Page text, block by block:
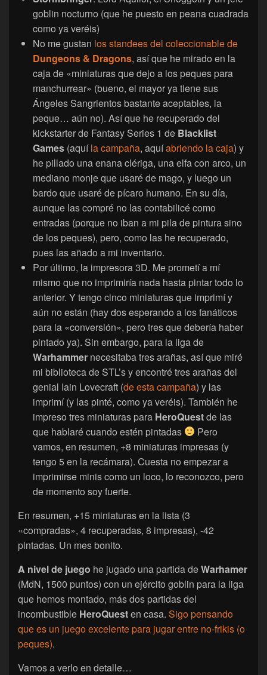
goblin nocturno (que he puesto en peana cuadrada
como ya veréis)
No me gustan los standees del coleccionable de
Dungeons & Dragons, así que he mirado en la
caja de «miniaturas que dejo a los peques para
manchurrear» (bueno, el mayor ya tiene sus
Ángeles Sangrientos bastante aceptables, la
peque… aún no). Así que he recuperado del
kickstarter de Fantasy Series 1 de Blacklist
Games (aquíla campaña, aquíabriendo la caja) y
he pillado una enana clériga, una elfa con arco, un
mediano monje que usaré de mago, y luego un
bardo que usaré de pícaro humano. En su día,
aunque las compré no las contabilicé como
entradas (porque no iban a mi pila de pintura sino
de los peques), pero, como las he recuperado,
pues las añado a mi inventario.
Por último, la impresora 3D. Me prometí a mí
mismo que no imprimiría nada hasta pintar todo lo
anterior. Y tengo cinco miniaturas que imprimí y
aún no están (hay dos esperando a los fanáticos
para la «conversión», pero tres que debería haber
pintado ya). Sin embargo, para la liga de
Warhammer necesitaba tres arañas, así que miré
mi biblioteca de STL’s y encontré tres arañas del
genial Iain Lovecraft (de esta campaña) y las
imprimí (y las pinté, como ya veréis). También he
impreso tres miniaturas para HeroQuestde las
que hablaré cuando estén pintadas
Pero
vamos, en resumen, +8 miniaturas impresas (y
tengo 5 en la recámara). Cuesta no empezar a
imprimirse minis como un loco, lo reconozco, pero
de momento soy fuerte.
En resumen, +15 miniaturas en la lista (3
«compradas», 4 recuperadas, 8 impresas), -42
pintadas. Un mes bonito.
A nivel de juego he jugado una partida deWarhamer
(MdN, 1500 puntos) con un ejército goblin para la liga
que hemos montado, más dos partidas del
incombustible HeroQuesten casa. Sigo pensando
que es un juego excelente para jugar entre no-frikis (o
peques).
Vamos a verlo en detalle…